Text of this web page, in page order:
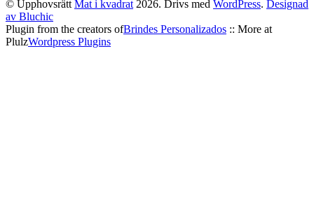
© Upphovsrätt Mat i kvadrat 2026. Drivs med WordPress. Designad
av Bluchic
Plugin from the creators ofBrindes Personalizados :: More at
PlulzWordpress Plugins